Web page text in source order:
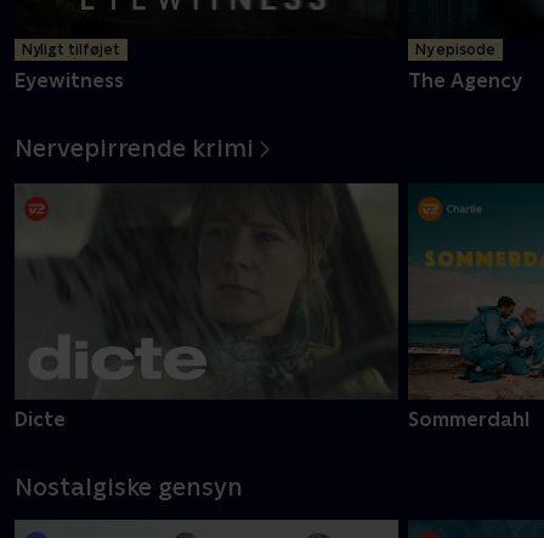
Nyligt tilføjet
Eyewitness
Ny episode
The Agency
Nervepirrende krimi
Dicte Sommerdahl
Nostalgiske gensyn